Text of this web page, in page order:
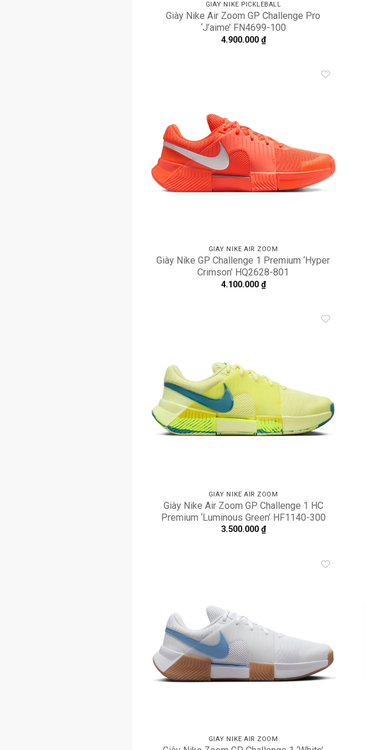
GIÀY NIKE PICKLEBALL
Giày Nike Air Zoom GP Challenge Pro
‘J’aime’ FN4699-100
4.900.000 ₫
GIÀY NIKE AIR ZOOM
Giày Nike GP Challenge 1 Premium ‘Hyper
Crimson’ HQ2628-801
4.100.000 ₫
GIÀY NIKE AIR ZOOM
Giày Nike Air Zoom GP Challenge 1 HC
Premium ‘Luminous Green’ HF1140-300
3.500.000 ₫
GIÀY NIKE AIR ZOOM